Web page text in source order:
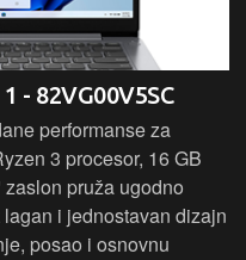
- 82VG00V5SC
performanse za
3 procesor, 16 GB
pruža ugodno
i jednostavan dizajn
posao i osnovnu